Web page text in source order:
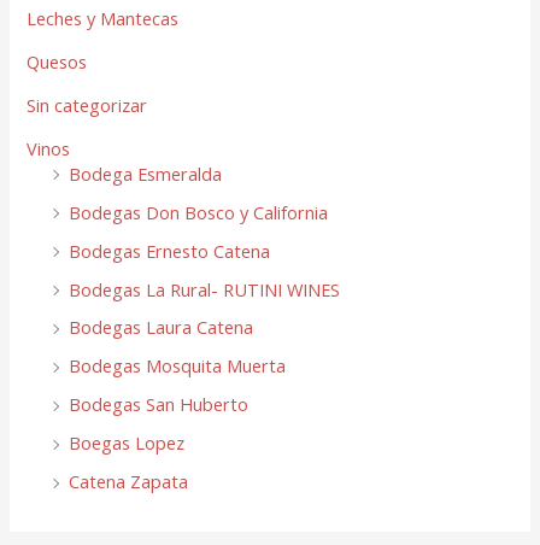
Leches y Mantecas
Quesos
Sin categorizar
Vinos
Bodega Esmeralda
Bodegas Don Bosco y California
Bodegas Ernesto Catena
Bodegas La Rural- RUTINI WINES
Bodegas Laura Catena
Bodegas Mosquita Muerta
Bodegas San Huberto
Boegas Lopez
Catena Zapata